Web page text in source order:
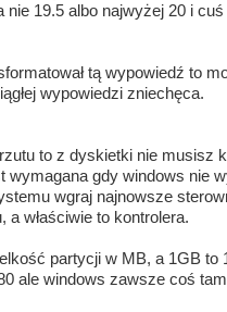
nie 19.5 albo najwyżej 20 i
tą wypowiedź to
wypowiedzi zniechęca.
to z dyskietki nie musisz
wymagana gdy windows nie
wgraj najnowsze
właściwie to kontrolera.
partycji w MB, a 1GB to
ale windows zawsze coś